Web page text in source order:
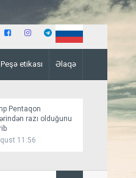
Peşə etikası Əlaqə
Pentaqon
razı olduğunu
11:56